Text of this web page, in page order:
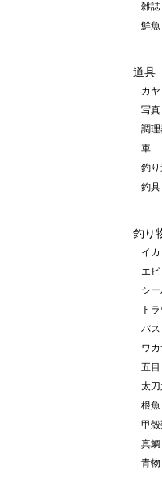
雑
鮮魚
道具
カ
写真
調
車
釣
釣具
釣り
イカ
エビ
シ
ト
バス
ワ
五目
太刀
根魚
甲
真鯛
青物